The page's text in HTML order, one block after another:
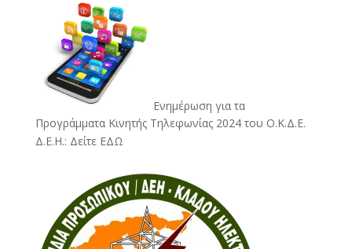
Ενημέρωση για τα
Προγράμματα Κινητής Τηλεφωνίας 2024 του Ο.Κ.Δ.Ε.
Δ.Ε.Η.: Δείτε ΕΔΩ